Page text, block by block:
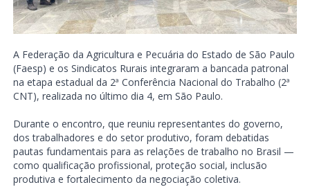
A Federação da Agricultura e Pecuária do Estado de São Paulo
(Faesp) e os Sindicatos Rurais integraram a bancada patronal
na etapa estadual da 2ª Conferência Nacional do Trabalho (2ª
CNT), realizada no último dia 4, em São Paulo.
Durante o encontro, que reuniu representantes do governo,
dos trabalhadores e do setor produtivo, foram debatidas
pautas fundamentais para as relações de trabalho no Brasil —
como qualificação profissional, proteção social, inclusão
produtiva e fortalecimento da negociação coletiva.